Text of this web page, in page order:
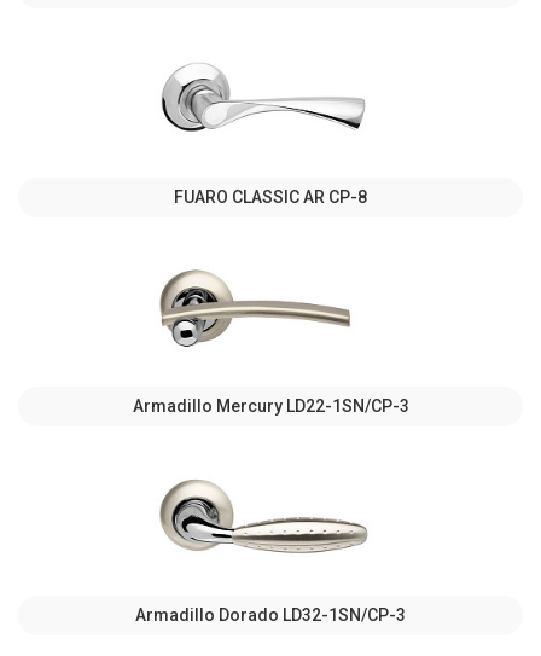
FUARO CLASSIC AR CP-8
Armadillo Mercury LD22-1SN/CP-3
Armadillo Dorado LD32-1SN/CP-3